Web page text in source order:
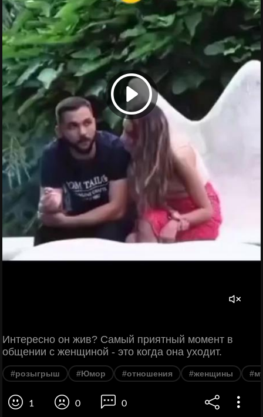
Интересно он жив? Самый приятный момент в
общении с женщиной - это когда она уходит.
#розыгрыш #Юмор #отношения #женщины
1 0 0